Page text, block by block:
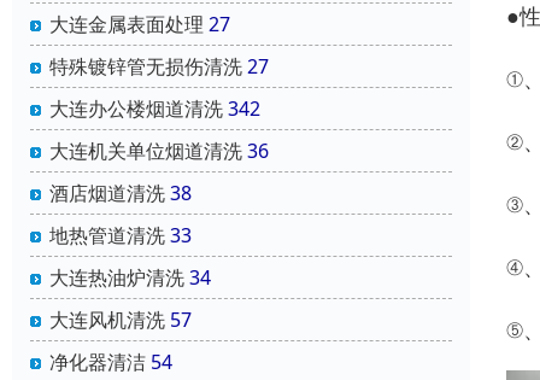
大连金属表面处理 27
特殊镀锌管无损伤清洗27
大连办公楼烟道清洗342
大连机关单位烟道清洗36
酒店烟道清洗38
地热管道清洗33
大连热油炉清洗34
大连风机清洗 57
净化器清洁 54
●
①
②
③
④
⑤